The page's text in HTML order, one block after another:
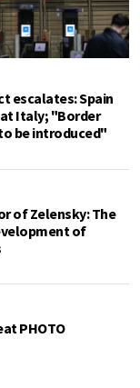
escalates: Spain
Italy; "Border
be introduced"
of Zelensky: The
of
PHOTO